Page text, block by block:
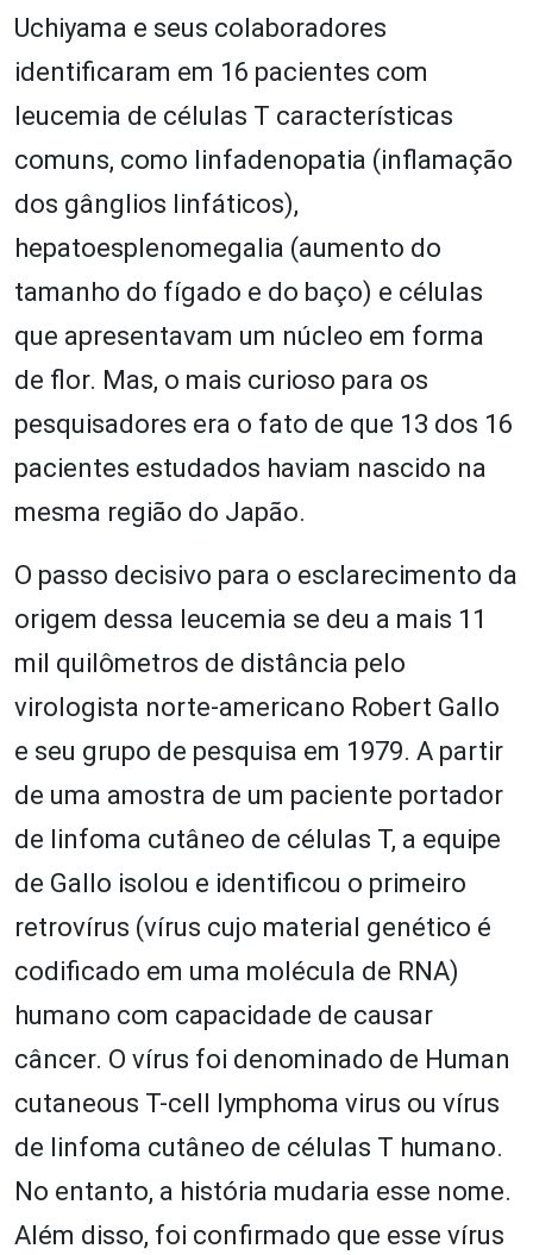
Uchiyama e seus colaboradores
identificaram em 16 pacientes com
leucemia de células T características
comuns, como linfadenopatia (inflamação
dos gânglios linfáticos),
hepatoesplenomegalia (aumento do
tamanho do fígado e do baço) e células
que apresentavam um núcleo em forma
de flor. Mas, o mais curioso para os
pesquisadores era o fato de que 13 dos 16
pacientes estudados haviam nascido na
mesma região do Japão.
O passo decisivo para o esclarecimento da
origem dessa leucemia se deu a mais 11
mil quilômetros de distância pelo
virologista norte-americano Robert Gallo
e seu grupo de pesquisa em 1979. A partir
de uma amostra de um paciente portador
de linfoma cutâneo de células T, a equipe
de Gallo isolou e identificou o primeiro
retrovírus (vírus cujo material genético é
codificado em uma molécula de RNA)
humano com capacidade de causar
câncer. O vírus foi denominado de Human
cutaneous T-cell lymphoma virus ou vírus
de linfoma cutâneo de células T humano.
No entanto, a história mudaria esse nome.
Além disso, foi confirmado que esse vírus